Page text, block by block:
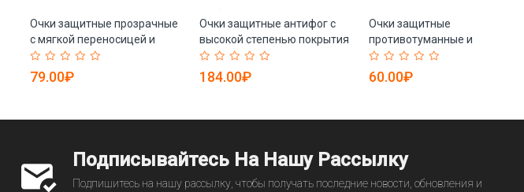
Очки защитные прозрачные
с мягкой переносицей и
регулируемыми дужками
(арт. 25-5080004)
79.00₽
Очки защитные антифог с
высокой степенью покрытия
(арт. 25-5080128)
184.00₽
Очки защитные
противотуманные и
противоударные для сварки
(арт. 25-5080425)
60.00₽
Подписывайтесь На Нашу Рассылку
Подпишитесь на нашу рассылку, чтобы получать последние новости, обновления и